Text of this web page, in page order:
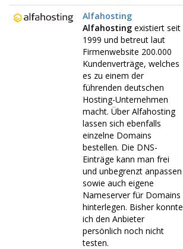
Alfahosting
Alfahosting existiert seit
1999 und betreut laut
Firmenwebsite 200.000
Kundenverträge, welches
es zu einem der
führenden deutschen
Hosting-Unternehmen
macht. Über Alfahosting
lassen sich ebenfalls
einzelne Domains
bestellen. Die DNS-
Einträge kann man frei
und unbegrenzt anpassen
sowie auch eigene
Nameserver für Domains
hinterlegen. Bisher konnte
ich den Anbieter
persönlich noch nicht
testen.